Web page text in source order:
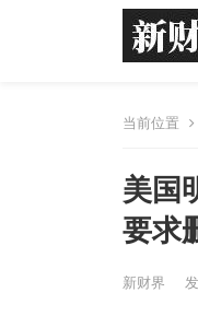
当前位置
美国
要求
新财界